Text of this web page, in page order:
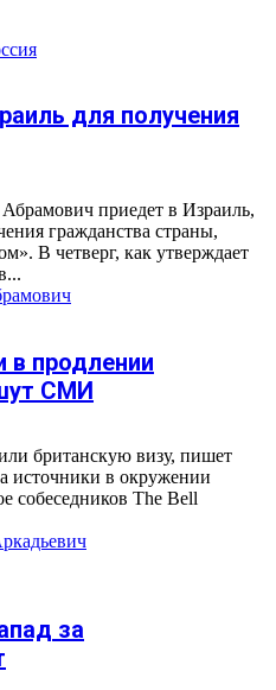
для получения
приедет в Израиль,
гражданства страны,
В четверг, как утверждает
в продлении
СМИ
британскую визу, пишет
источники в окружении
собеседников The Bell
за